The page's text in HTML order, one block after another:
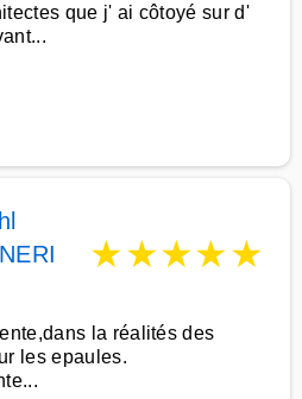
que j' ai côtoyé sur d'
★★★★★
la réalités des
les epaules.